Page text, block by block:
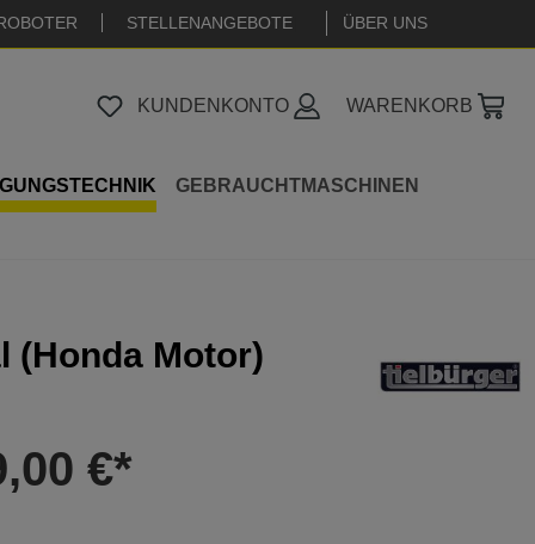
STELLENANGEBOTE ÜBER UNS
KUNDENKONTO WARENKORB
GEBRAUCHTMASCHINEN
(Honda Motor)
€*